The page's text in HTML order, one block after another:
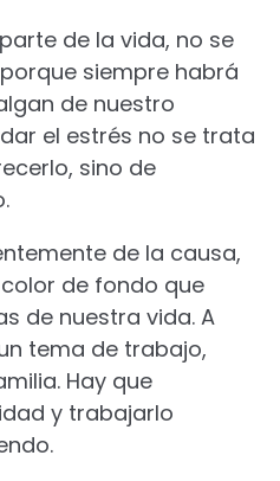
de la vida, no se
siempre habrá
de nuestro
el estrés no se trata
sino de
de la causa,
de fondo que
de nuestra vida. A
tema de trabajo,
Hay que
y trabajarlo